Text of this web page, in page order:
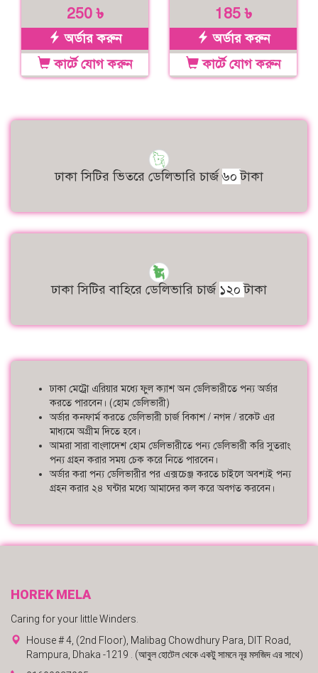
250 ৳
অর্ডার করুন
কার্টে যোগ করুন
185 ৳
অর্ডার করুন
কার্টে যোগ করুন
ঢাকা সিটির ভিতরে ডেলিভারি চার্জ৬০টাকা
ঢাকা সিটির বাহিরে ডেলিভারি চার্জ ১২০টাকা
ঢাকা মেট্রো এরিয়ার মধ্যে ফুল ক্যাশ অন ডেলিভারীতে পন্য অর্ডার
করতে পারবেন। (হোম ডেলিভারী)
অর্ডার কনফার্ম করতে ডেলিভারী চার্জ বিকাশ / নগদ / রকেট এর
মাধ্যমে অগ্রীম দিতে হবে।
আমরা সারা বাংলাদেশ হোম ডেলিভারীতে পন্য ডেলিভারী করি সুতরাং
পন্য গ্রহন করার সময় চেক করে নিতে পারবেন।
অর্ডার করা পন্য ডেলিভারীর পর এক্সচেঞ্জ করতে চাইলে অবশ্যই পন্য
গ্রহন করার ২৪ ঘন্টার মধ্যে আমাদের কল করে অবগত করবেন।
HOREK MELA
Caring for your little Winders.
House # 4, (2nd Floor), Malibag Chowdhury Para, DIT Road,
Rampura, Dhaka -1219 . (আবুল হোটেল থেকে একটু সামনে নূর মসজিদ এর সাথে)